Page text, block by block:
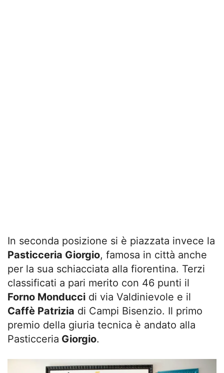
In seconda posizione si è piazzata invece la
Pasticceria Giorgio, famosa in città anche
per la sua schiacciata alla fiorentina. Terzi
classificati a pari merito con 46 punti il
Forno Monducci di via Valdinievole e il
Caffè Patrizia di Campi Bisenzio. Il primo
premio della giuria tecnica è andato alla
Pasticceria Giorgio.